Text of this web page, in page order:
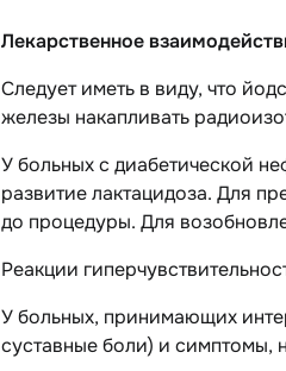
Лекарственное
Следует иметь в виду, что
железы накапливать
У больных с диабетической
развитие лактацидоза. Для
до процедуры. Для
Реакции
У больных, принимающих
суставные боли) и симптомы,